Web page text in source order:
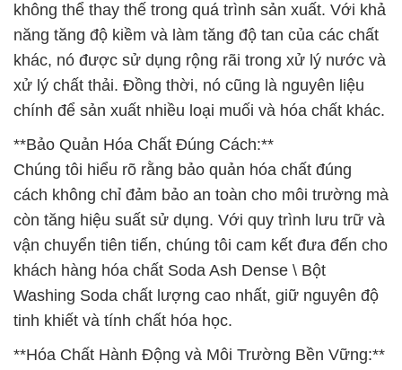
không thể thay thế trong quá trình sản xuất. Với khả
năng tăng độ kiềm và làm tăng độ tan của các chất
khác, nó được sử dụng rộng rãi trong xử lý nước và
xử lý chất thải. Đồng thời, nó cũng là nguyên liệu
chính để sản xuất nhiều loại muối và hóa chất khác.
**Bảo Quản Hóa Chất Đúng Cách:**
Chúng tôi hiểu rõ rằng bảo quản hóa chất đúng
cách không chỉ đảm bảo an toàn cho môi trường mà
còn tăng hiệu suất sử dụng. Với quy trình lưu trữ và
vận chuyển tiên tiến, chúng tôi cam kết đưa đến cho
khách hàng hóa chất Soda Ash Dense \ Bột
Washing Soda chất lượng cao nhất, giữ nguyên độ
tinh khiết và tính chất hóa học.
**Hóa Chất Hành Động và Môi Trường Bền Vững:**